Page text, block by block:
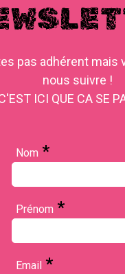
pas adhérent mais
nous suivre !
ICI QUE CA SE
Nom *
Prénom *
Email *